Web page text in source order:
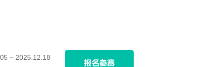
~ 2025.12.18
报名参赛